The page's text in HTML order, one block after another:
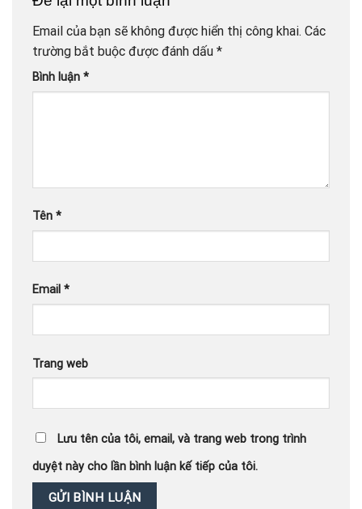
Email của bạn sẽ không được hiển thị công khai. Các
trường bắt buộc được đánh dấu *
Bình luận *
Tên *
Email *
Trang web
Lưu tên của tôi, email, và trang web trong trình
duyệt này cho lần bình luận kế tiếp của tôi.